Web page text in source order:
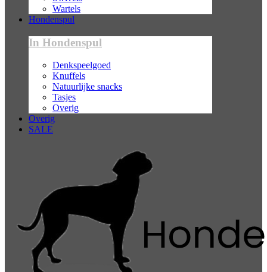
Wartels
Hondenspul
In Hondenspul
Denkspeelgoed
Knuffels
Natuurlijke snacks
Tasjes
Overig
Overig
SALE